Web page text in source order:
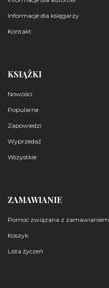
Informacje dla księgarzy
Kontakt
KSIĄŻKI
Nowości
Popularne
Zapowiedzi
Wyprzedaż
Wszystkie
ZAMAWIANIE
Pomoc związana z zamawianiem
Koszyk
Lista życzeń